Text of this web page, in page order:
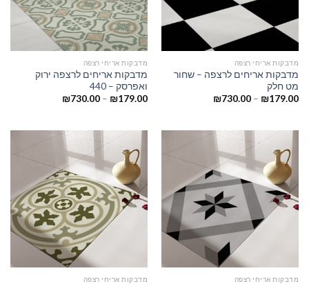
מדבקות אריחי רצפה
מדבקות אריחים לרצפה – שחור
מט חלק
₪179.00
–
₪730.00
מדבקות אריחי רצפה
מדבקות אריחים לרצפה ירוק
ואפרסק – 440
₪179.00
–
₪730.00
מדבקות אריחי רצפה מדבקות אריחי רצפה